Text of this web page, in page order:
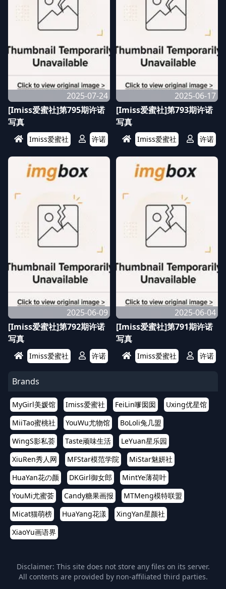
2025-07-24
[Imiss爱蜜社]第795期许诺
写真
Imiss爱蜜社 许诺
2025-06-17
[Imiss爱蜜社]第793期许诺
写真
Imiss爱蜜社 许诺
2025-06-09
[Imiss爱蜜社]第792期许诺
写真
Imiss爱蜜社 许诺
2025-06-04
[Imiss爱蜜社]第791期许诺
写真
Imiss爱蜜社 许诺
Brands
MyGirl美媛馆 Imiss爱蜜社 FeiLin嗲囡囡
Uxing优星馆
MiiTao蜜桃社
YouWu尤物馆
BoLoli兔几盟
WingS影私荟
Taste顽味生活
LeYuan星乐园
XiuRen秀人网
MFStar模范学院
MiStar魅妍社
HuaYan花の颜
DKGirl御女郎
MintYe薄荷叶
YouMi尤蜜荟
Candy糖果画报
MTMeng模特联盟
Micat猫萌榜
HuaYang花漾
XingYan星颜社
XiaoYu画语界
Disclaimer: This site does not store any files on its server.
All contents are provided by non-affiliated third parties.